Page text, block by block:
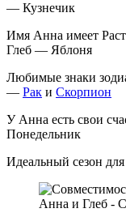
— Кузнечик
Имя Анна имеет
Глеб — Яблоня
Любимые знаки
— Рак и Скорпион
У Анна есть свои
Понедельник
Идеальный сезон
Анна и Глеб -